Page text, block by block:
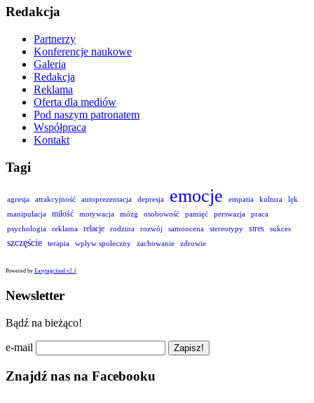
Redakcja
Partnerzy
Konferencje naukowe
Galeria
Redakcja
Reklama
Oferta dla mediów
Pod naszym patronatem
Współpraca
Kontakt
Tagi
agresja atrakcyjność autoprezentacja depresja emocje empatia kultura
lęk
manipulacja
miłość motywacja mózg osobowość pamięć perswazja
praca
psychologia
reklama relacje rodzina rozwój samoocena stereotypy stres sukces
szczęście terapia wpływ społeczny zachowanie zdrowie
Powered by Easytagcloud v2.1
Newsletter
Bądź na bieżąco!
e-mail
Znajdź nas na Facebooku